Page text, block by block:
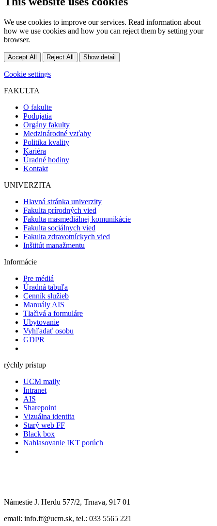
We use cookies to improve our services. Read information about
how we use cookies and how you can reject them by setting your
browser.
Accept All Reject All Show detail
Cookie settings
FAKULTA
O fakulte
Podujatia
Orgány fakulty
Medzinárodné vzťahy
Politika kvality
Kariéra
Úradné hodiny
Kontakt
UNIVERZITA
Hlavná stránka univerzity
Fakulta prírodných vied
Fakulta masmediálnej komunikácie
Fakulta sociálnych vied
Fakulta zdravotníckych vied
Inštitút manažmentu
Informácie
Pre médiá
Úradná tabuľa
Cenník služieb
Manuály AIS
Tlačivá a formuláre
Ubytovanie
Vyhľadať osobu
GDPR
rýchly prístup
UCM maily
Intranet
AIS
Sharepoint
Vizuálna identita
Starý web FF
Black box
Nahlasovanie IKT porúch
Námestie J. Herdu 577/2, Trnava, 917 01
email: info.ff@ucm.sk, tel.: 033 5565 221